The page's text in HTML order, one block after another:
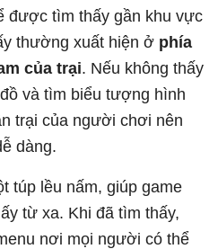
được tìm thấy gần khu vực
thường xuất hiện ở phía
của trại. Nếu không thấy
và tìm biểu tượng hình
trại của người chơi nên
dàng.
túp lều nấm, giúp game
từ xa. Khi đã tìm thấy,
nơi mọi người có thể